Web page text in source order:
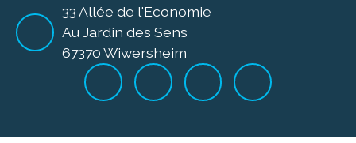
33 Allée de l'Economie
Au Jardin des Sens
67370 Wiwersheim